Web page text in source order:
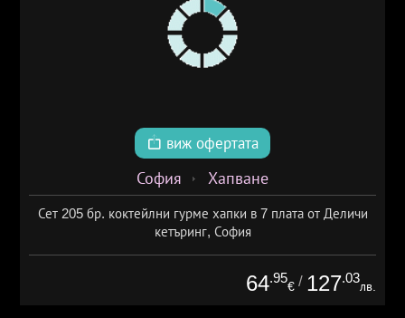
виж офертата
София Хапване
Сет 205 бр. коктейлни гурме хапки в 7 плата от Деличи
кетъринг, София
64.95
€ / 127.03
лв.